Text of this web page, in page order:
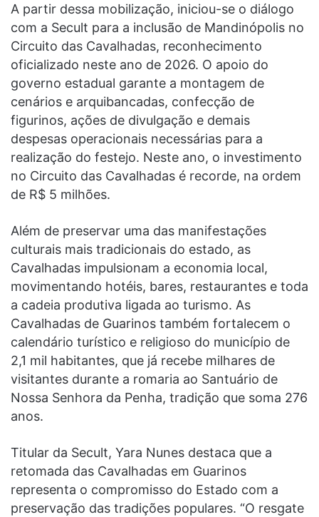
A partir dessa mobilização, iniciou-se o diálogo
com a Secult para a inclusão de Mandinópolis no
Circuito das Cavalhadas, reconhecimento
oficializado neste ano de 2026. O apoio do
governo estadual garante a montagem de
cenários e arquibancadas, confecção de
figurinos, ações de divulgação e demais
despesas operacionais necessárias para a
realização do festejo. Neste ano, o investimento
no Circuito das Cavalhadas é recorde, na ordem
de R$ 5 milhões.
Além de preservar uma das manifestações
culturais mais tradicionais do estado, as
Cavalhadas impulsionam a economia local,
movimentando hotéis, bares, restaurantes e toda
a cadeia produtiva ligada ao turismo. As
Cavalhadas de Guarinos também fortalecem o
calendário turístico e religioso do município de
2,1 mil habitantes, que já recebe milhares de
visitantes durante a romaria ao Santuário de
Nossa Senhora da Penha, tradição que soma 276
anos.
Titular da Secult, Yara Nunes destaca que a
retomada das Cavalhadas em Guarinos
representa o compromisso do Estado com a
preservação das tradições populares. “O resgate